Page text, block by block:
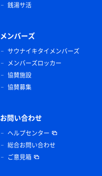
銭湯サ活
メンバーズ
サウナイキタイメンバーズ
メンバーズロッカー
協賛施設
協賛募集
お問い合わせ
ヘルプセンター
総合お問い合わせ
ご意見箱